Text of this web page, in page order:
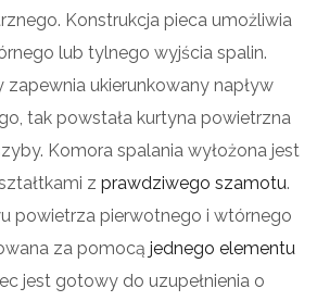
Konstrukcja pieca umożliwia
lub tylnego wyjścia spalin.
ukierunkowany napływ
tak powstała kurtyna powietrzna
Komora spalania wyłożona jest
z prawdziwego szamotu.
powietrza pierwotnego i wtórnego
za pomocą jednego elementu
jest gotowy do uzupełnienia o